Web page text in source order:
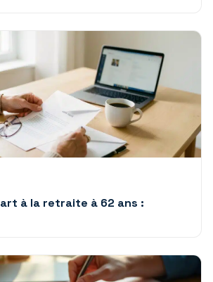
à la retraite à 62 ans :